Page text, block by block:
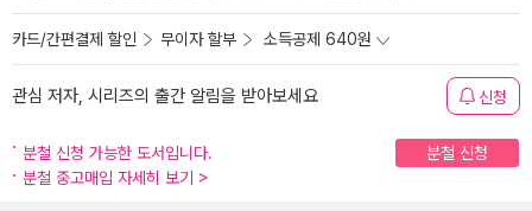
카드/간편결제 할인 무이자 할부 소득공제 640원
관심 저자, 시리즈의 출간 알림을 받아보세요 신청
분철 신청 가능한 도서입니다.
분철 신청
분철 중고매입 자세히 보기 >